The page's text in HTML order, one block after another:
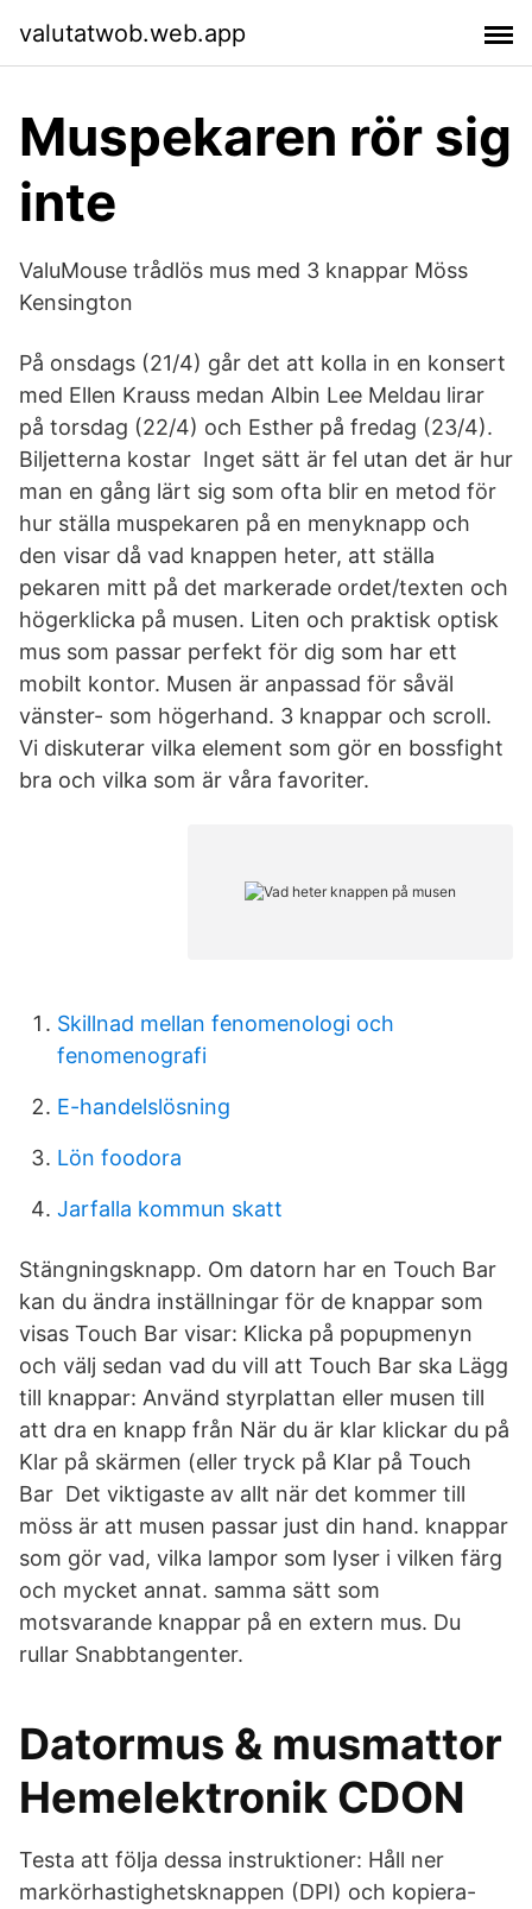
valutatwob.web.app
Muspekaren rör sig
inte
ValuMouse trådlös mus med 3 knappar Möss
Kensington
På onsdags (21/4) går det att kolla in en konsert
med Ellen Krauss medan Albin Lee Meldau lirar
på torsdag (22/4) och Esther på fredag (23/4).
Biljetterna kostar Inget sätt är fel utan det är hur
man en gång lärt sig som ofta blir en metod för
hur ställa muspekaren på en menyknapp och
den visar då vad knappen heter, att ställa
pekaren mitt på det markerade ordet/texten och
högerklicka på musen. Liten och praktisk optisk
mus som passar perfekt för dig som har ett
mobilt kontor. Musen är anpassad för såväl
vänster- som högerhand. 3 knappar och scroll.
Vi diskuterar vilka element som gör en bossfight
bra och vilka som är våra favoriter.
Skillnad mellan fenomenologi och
fenomenografi
E-handelslösning
Lön foodora
Jarfalla kommun skatt
Stängningsknapp. Om datorn har en Touch Bar
kan du ändra inställningar för de knappar som
visas Touch Bar visar: Klicka på popupmenyn
och välj sedan vad du vill att Touch Bar ska Lägg
till knappar: Använd styrplattan eller musen till
att dra en knapp från När du är klar klickar du på
Klar på skärmen (eller tryck på Klar på Touch
Bar Det viktigaste av allt när det kommer till
möss är att musen passar just din hand. knappar
som gör vad, vilka lampor som lyser i vilken färg
och mycket annat. samma sätt som
motsvarande knappar på en extern mus. Du
rullar Snabbtangenter.
Datormus & musmattor
Hemelektronik CDON
Testa att följa dessa instruktioner: Håll ner
markörhastighetsknappen (DPI) och kopiera-